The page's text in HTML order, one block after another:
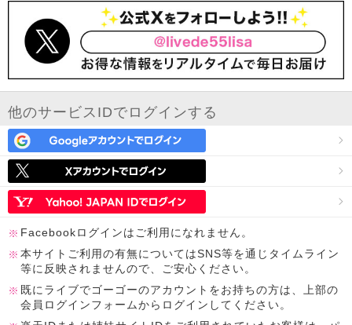
他のサービスIDでログインする
Facebookログインはご利用になれません。
本サイトご利用の有無についてはSNS等を通じタイムライン
等に反映されませんので、ご安心ください。
既にライブでゴーゴーのアカウントをお持ちの方は、上部の
会員ログインフォームからログインしてください。